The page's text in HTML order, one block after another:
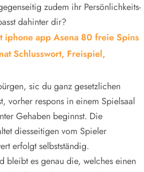
zudem ihr Persönlichkeits-
dahinter dir?
iphone app Asena 80 freie Spins
Schlusswort, Freispiel,
sic du ganz gesetzlichen
vorher respons in einem Spielsaal
Gehaben beginnst. Die
diesseitigen vom Spieler
erfolgt selbstständig.
bleibt es genau die, welches einen